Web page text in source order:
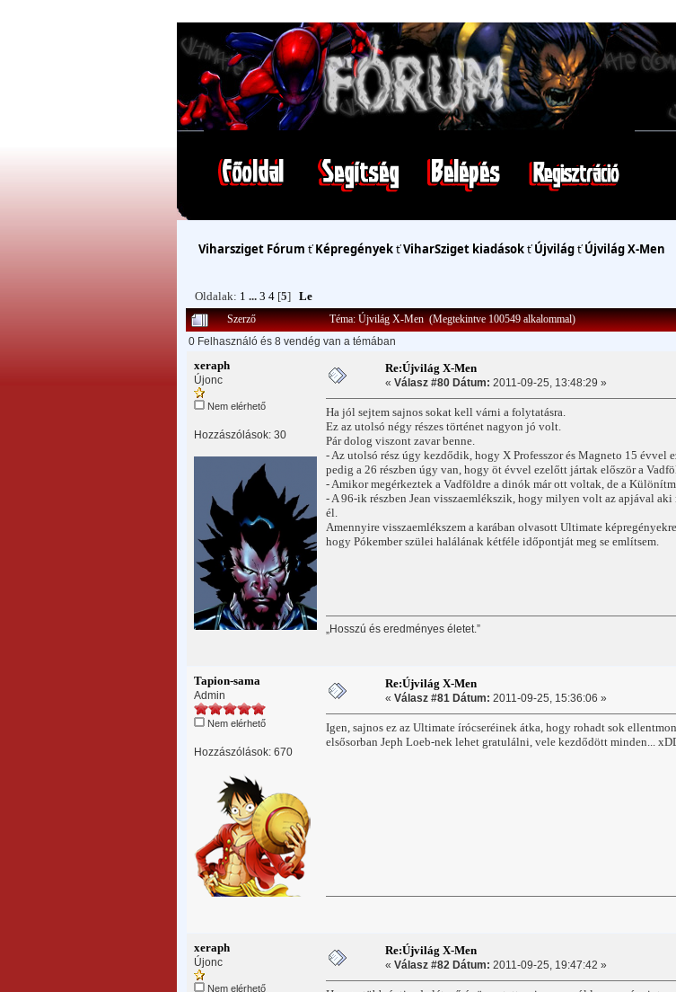
Viharsziget Fórum ťKépregényekťViharSziget kiadásokťÚjvilágťÚjvilág X-Men
Oldalak: 1 ... 3 4 [5] Le
Szerző
Téma: Újvilág X-Men (Megtekintve 100549 alkalommal)
0 Felhasználó és 8 vendég van a témában
xeraph
Újonc
Nem elérhető
Hozzászólások: 30
Re:Újvilág X-Men
« Válasz #80 Dátum: 2011-09-25, 13:48:29 »
Ha jól sejtem sajnos sokat kell várni a folytatásra.
Ez az utolsó négy részes történet nagyon jó volt.
Pár dolog viszont zavar benne.
- Az utolsó rész úgy kezdődik, hogy X Professzor és Magneto 15 évvel
pedig a 26 részben úgy van, hogy öt évvel ezelőtt jártak először a
- Amikor megérkeztek a Vadföldre a dinók már ott voltak, de a
- A 96-ik részben Jean visszaemlékszik, hogy milyen volt az apjával
él.
Amennyire visszaemlékszem a karában olvasott Ultimate
hogy Pókember szülei halálának kétféle időpontját meg se említsem.
„Hosszú és eredményes életet.”
Tapion-sama
Admin
Nem elérhető
Hozzászólások: 670
Re:Újvilág X-Men
« Válasz #81 Dátum: 2011-09-25, 15:36:06 »
Igen, sajnos ez az Ultimate írócseréinek átka, hogy rohadt sok
elsősorban Jeph Loeb-nek lehet gratulálni, vele kezdődött minden...
xeraph
Újonc
Nem elérhető
Re:Újvilág X-Men
« Válasz #82 Dátum: 2011-09-25, 19:47:42 »